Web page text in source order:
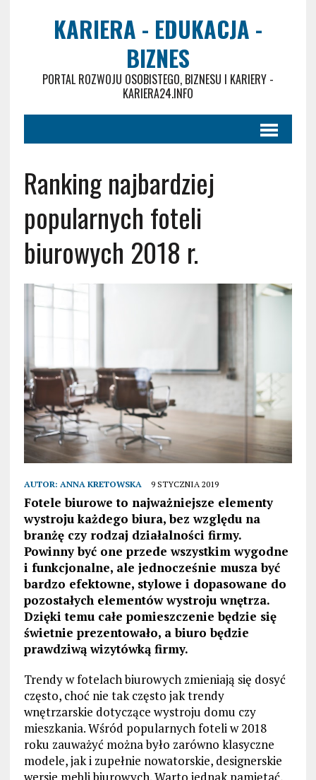
KARIERA - EDUKACJA -
BIZNES
PORTAL ROZWOJU OSOBISTEGO, BIZNESU I KARIERY -
KARIERA24.INFO
Ranking najbardziej
popularnych foteli
biurowych 2018 r.
AUTOR: ANNA KRETOWSKA 9 STYCZNIA 2019
Fotele biurowe to najważniejsze elementy
wystroju każdego biura, bez względu na
branżę czy rodzaj działalności firmy.
Powinny być one przede wszystkim wygodne
i funkcjonalne, ale jednocześnie musza być
bardzo efektowne, stylowe i dopasowane do
pozostałych elementów wystroju wnętrza.
Dzięki temu całe pomieszczenie będzie się
świetnie prezentowało, a biuro będzie
prawdziwą wizytówką firmy.
Trendy w fotelach biurowych zmieniają się dosyć
często, choć nie tak często jak trendy
wnętrzarskie dotyczące wystroju domu czy
mieszkania. Wśród popularnych foteli w 2018
roku zauważyć można było zarówno klasyczne
modele, jak i zupełnie nowatorskie, designerskie